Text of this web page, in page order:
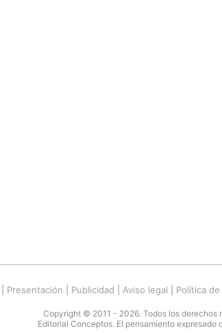
Presentación Publicidad Aviso legal Política
Copyright © 2011 - 2026. Todos los derechos
Editorial Conceptos. El pensamiento expresado